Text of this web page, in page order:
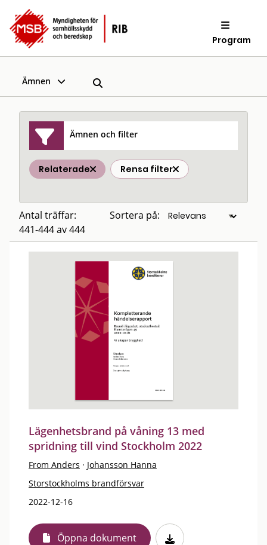
Program
Ämnen
Ämnen och filter
Relaterade Rensa filter
Antal träffar:
441-444 av 444
Sortera på:
Lägenhetsbrand på våning 13 med
spridning till vind Stockholm 2022
From Anders · Johansson Hanna
Storstockholms brandförsvar
2022-12-16
Öppna dokument